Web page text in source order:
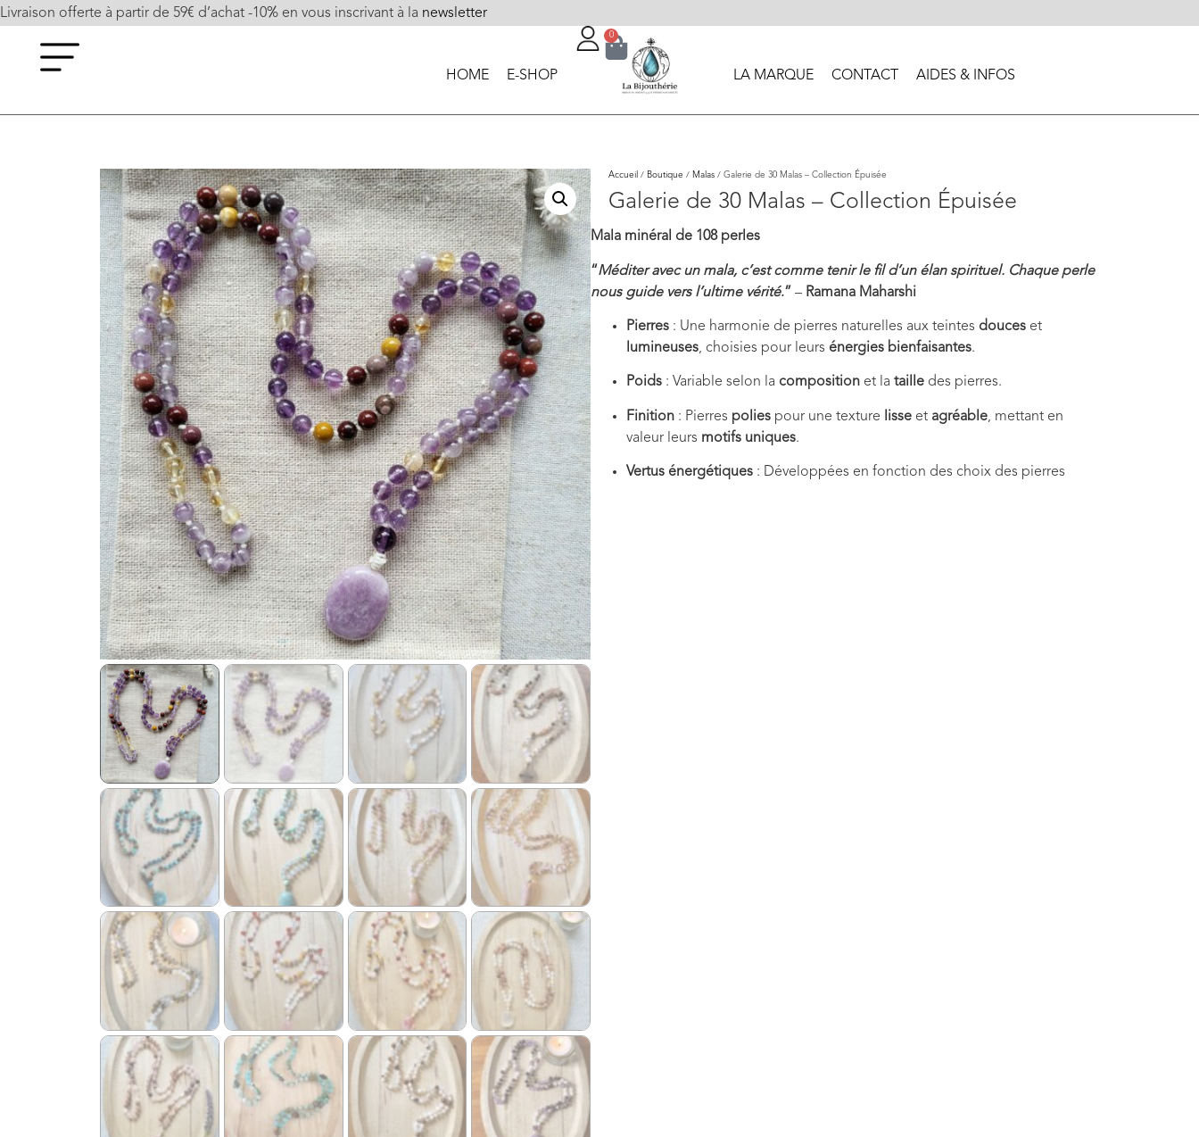
Livraison offerte à partir de 59€ d’achat -10% en vous inscrivant à la newsletter
HOME E-SHOP LA MARQUE CONTACT AIDES & INFOS
0
Accueil / Boutique / Malas / Galerie de 30 Malas – Collection Épuisée
Galerie de 30 Malas – Collection Épuisée
Mala minéral de 108 perles
“Méditer avec un mala, c’est comme tenir le fil d’un élan spirituel. Chaque perle
nous guide vers l’ultime vérité.” – Ramana Maharshi
Pierres : Une harmonie de pierres naturelles aux teintes douces et
lumineuses, choisies pour leurs énergies bienfaisantes.
Poids : Variable selon la composition et la taille des pierres.
Finition : Pierres polies pour une texture lisse et agréable, mettant en
valeur leurs motifs uniques.
Vertus énergétiques : Développées en fonction des choix des pierres